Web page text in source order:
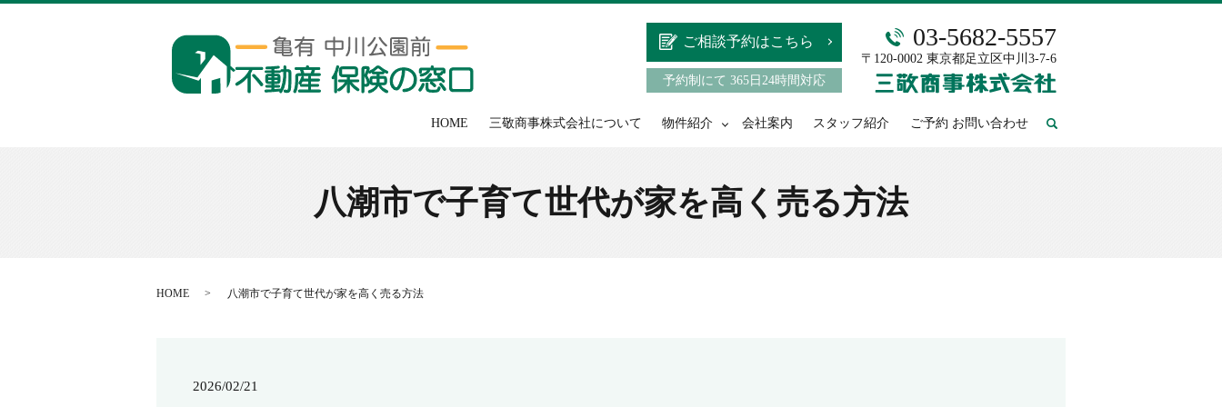
HOME 三敬商事株式会社について 物件紹介 会社案内 スタッフ紹介 ご予約 お問い合わせ search
ご相談予約はこちら
予約制にて 365日24時間対応
03-5682-5557
〒120-0002 東京都足立区中川3-7-6
八潮市で子育て世代が家を高く売る方法
HOME 八潮市で子育て世代が家を高く売る方法
2026/02/21